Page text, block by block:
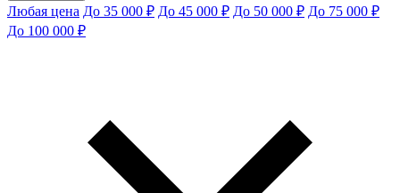
Любая цена До 35 000 ₽ До 45 000 ₽ До 50 000 ₽ До 75 000 ₽
До 100 000 ₽